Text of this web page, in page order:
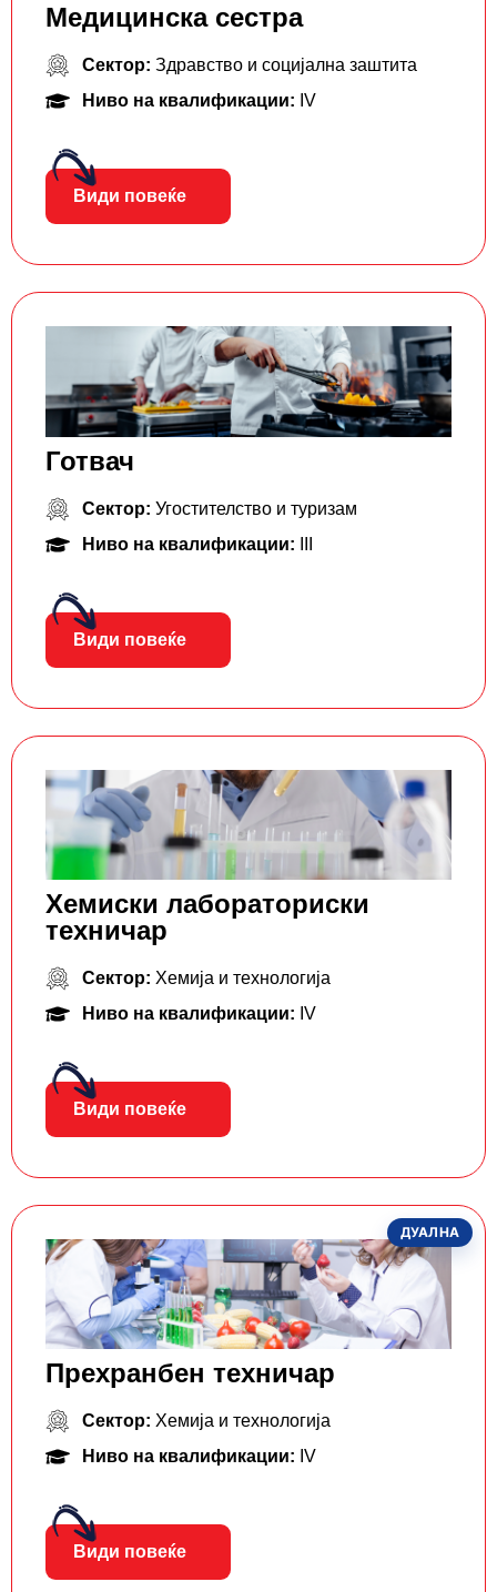
Медицинска сестра
Сектор: Здравство и социјална заштита
Ниво на квалификации: IV
Види повеќе
Готвач
Сектор: Угостителство и туризам
Ниво на квалификации:
Види повеќе
Хемиски лабораториски
техничар
Сектор: Хемија и технологија
Ниво на квалификации: IV
Види повеќе
ДУАЛНА
Прехранбен техничар
Сектор: Хемија и технологија
Ниво на квалификации: IV
Види повеќе